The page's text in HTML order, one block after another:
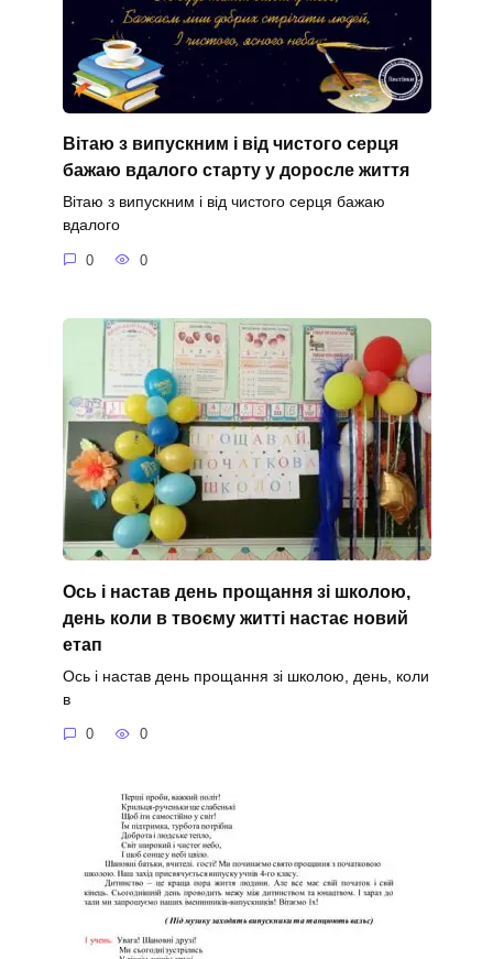
Вітаю з випускним і від чистого серця
бажаю вдалого старту у доросле життя
Вітаю з випускним і від чистого серця бажаю
вдалого
0 0
Ось і настав день прощання зі школою,
день коли в твоєму житті настає новий
етап
Ось і настав день прощання зі школою, день, коли
в
0 0